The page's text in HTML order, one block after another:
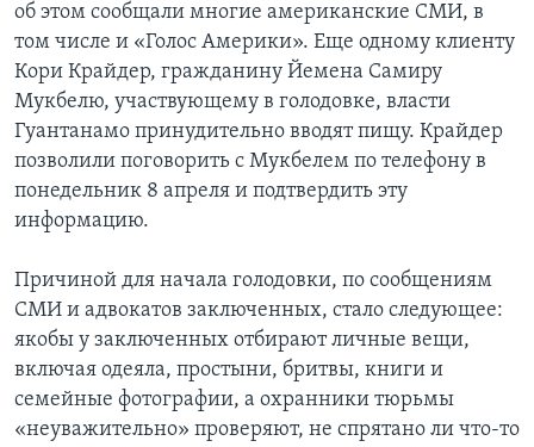
об этом сообщали многие американские СМИ, в
том числе и «Голос Америки». Еще одному клиенту
Кори Крайдер, гражданину Йемена Самиру
Мукбелю, участвующему в голодовке, власти
Гуантанамо принудительно вводят пищу. Крайдер
позволили поговорить с Мукбелем по телефону в
понедельник 8 апреля и подтвердить эту
информацию.
Причиной для начала голодовки, по сообщениям
СМИ и адвокатов заключенных, стало следующее:
якобы у заключенных отбирают личные вещи,
включая одеяла, простыни, бритвы, книги и
семейные фотографии, а охранники тюрьмы
«неуважительно» проверяют, не спрятано ли что-то